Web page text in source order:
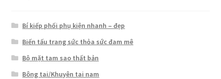
Bí kiếp phối phụ kiện nhanh – đẹp
Biến tấu trang sức thỏa sức đam mê
Bộ mặt tam sao thất bản
Bông tai/Khuyên tai nam